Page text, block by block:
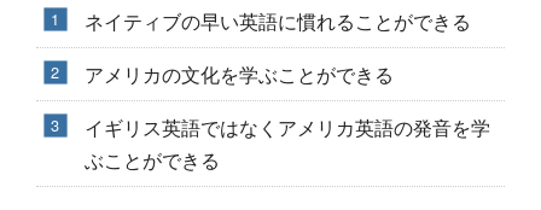
ネイティブの早い英語に慣れることができる
アメリカの文化を学ぶことができる
イギリス英語ではなくアメリカ英語の発音を学
ぶことができる